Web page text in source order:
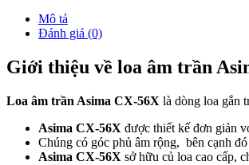
Mô tả
Đánh giá (0)
Giới thiệu về loa âm trần
Loa âm trần Asima CX-56X là dòng loa gắn
Asima CX-56X được thiết kế đơn giản
Chúng có góc phủ âm rộng, bên cạnh
Asima CX-56X sở hữu củ loa cao cấp,